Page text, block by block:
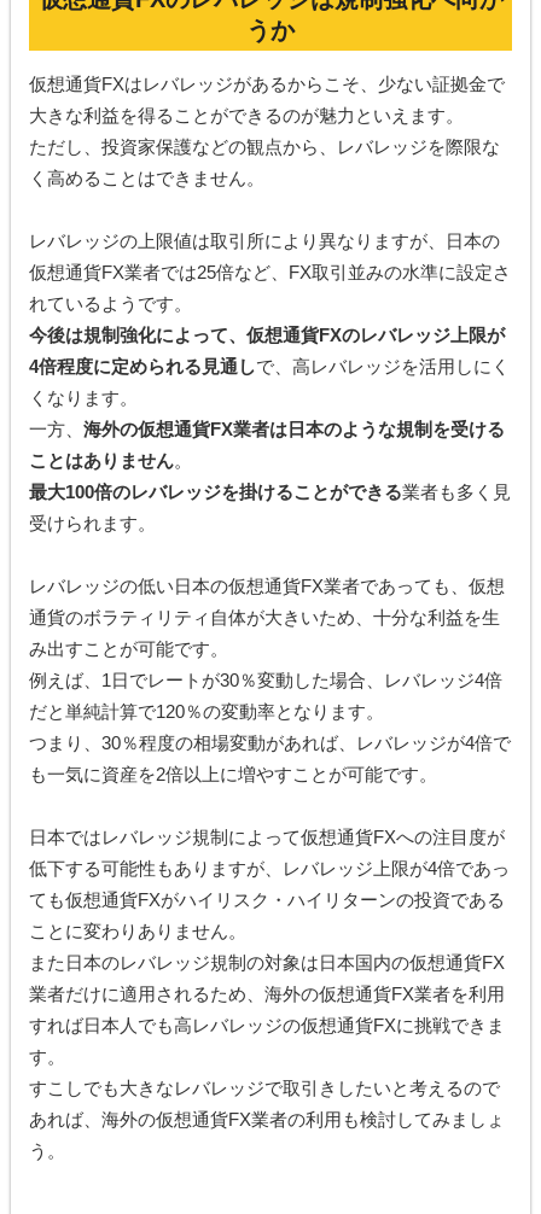
うか
仮想通貨FXはレバレッジがあるからこそ、少ない証拠金で
大きな利益を得ることができるのが魅力といえます。
ただし、投資家保護などの観点から、レバレッジを際限な
く高めることはできません。
レバレッジの上限値は取引所により異なりますが、日本の
仮想通貨FX業者では25倍など、FX取引並みの水準に設定さ
れているようです。
今後は規制強化によって、仮想通貨FXのレバレッジ上限が
4倍程度に定められる見通しで、高レバレッジを活用しにく
くなります。
一方、 海外の仮想通貨FX業者は日本のような規制を受ける
ことはありません。
最大100倍のレバレッジを掛けることができる業者も多く見
受けられます。
レバレッジの低い日本の仮想通貨FX業者であっても、仮想
通貨のボラティリティ自体が大きいため、十分な利益を生
み出すことが可能です。
例えば、1日でレートが30％変動した場合、レバレッジ4倍
だと単純計算で120％の変動率となります。
つまり、30％程度の相場変動があれば、レバレッジが4倍で
も一気に資産を2倍以上に増やすことが可能です。
日本ではレバレッジ規制によって仮想通貨FXへの注目度が
低下する可能性もありますが、レバレッジ上限が4倍であっ
ても仮想通貨FXがハイリスク・ハイリターンの投資である
ことに変わりありません。
また日本のレバレッジ規制の対象は日本国内の仮想通貨FX
業者だけに適用されるため、海外の仮想通貨FX業者を利用
すれば日本人でも高レバレッジの仮想通貨FXに挑戦できま
す。
すこしでも大きなレバレッジで取引きしたいと考えるので
あれば、海外の仮想通貨FX業者の利用も検討してみましょ
う。